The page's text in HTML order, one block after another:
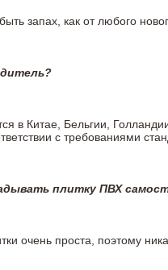
запах, как от любого
в Китае, Бельгии,
с требованиями
плитку ПВХ
очень проста, поэтому